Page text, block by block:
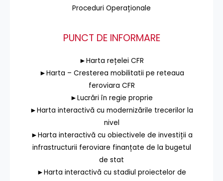
Proceduri Operaționale
PUNCT DE INFORMARE
►Harta rețelei CFR
►Harta – Cresterea mobilitatii pe reteaua
feroviara CFR
►Lucrări în regie proprie
►Harta interactivă cu modernizările trecerilor la
nivel
►Harta interactivă cu obiectivele de investiții a
infrastructurii feroviare finanțate de la bugetul
de stat
►Harta interactivă cu stadiul proiectelor de